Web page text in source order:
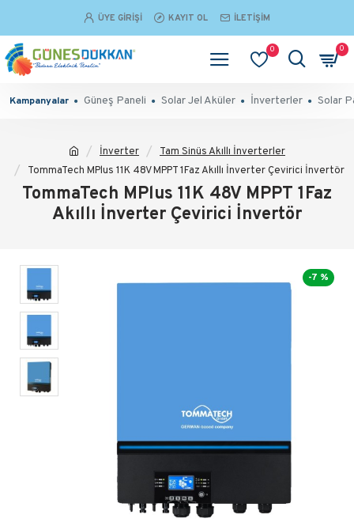
ÜYE GIRIŞI KAYIT OL İLETIŞIM
0 0
Kampanyalar Güneş Paneli Solar Jel Aküler İnverterler Solar
İnverter
Tam Sinüs Akıllı İnverterler
TommaTech MPlus 11K 48V MPPT 1Faz Akıllı İnverter Çevirici İnvertör
TommaTech MPlus 11K 48V MPPT 1Faz
Akıllı İnverter Çevirici İnvertör
-7 %